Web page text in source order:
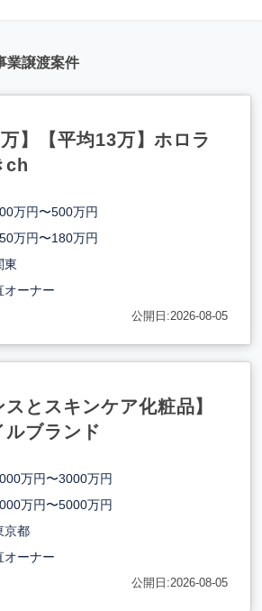
業譲渡案件
万】【平均13万】ホロラ
ch
万円〜500万円
万円〜180万円
東
オーナー
公開日:2026-08-05
スとスキンケア化粧品】
ルブランド
万円〜3000万円
万円〜5000万円
京都
オーナー
公開日:2026-08-05